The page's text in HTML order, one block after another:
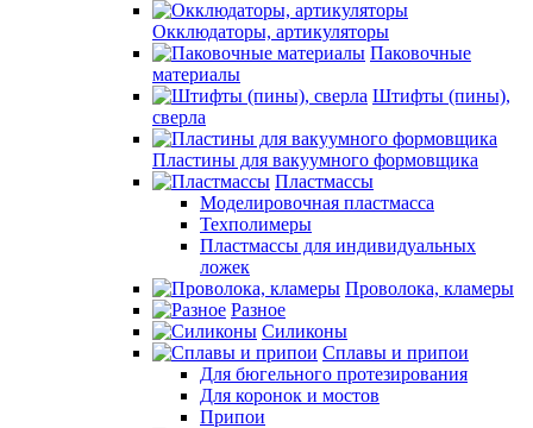
Окклюдаторы, артикуляторы
Паковочные
материалы
Штифты (пины),
сверла
Пластины для вакуумного формовщика
Пластмассы
Моделировочная пластмасса
Техполимеры
Пластмассы для индивидуальных
ложек
Проволока, кламеры
Разное
Силиконы
Сплавы и припои
Для бюгельного протезирования
Для коронок и мостов
Припои